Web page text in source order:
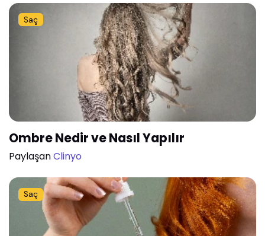
Saç
Ombre Nedir ve Nasıl Yapılır
PaylaşanClinyo
Saç